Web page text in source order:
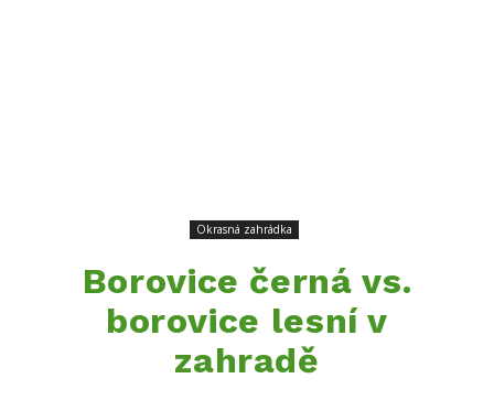
Okrasná zahrádka
Borovice černá vs.
borovice lesní v
zahradě